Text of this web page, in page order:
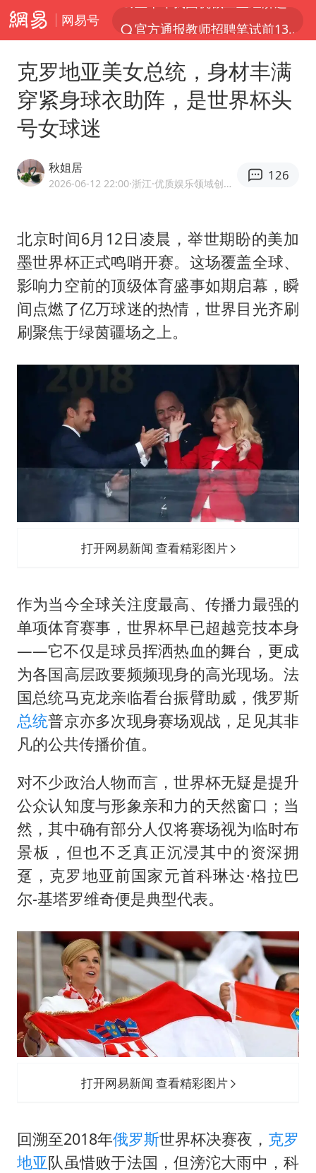
网易号
河南撤回“领导带薪错峰休假”通知
广东雷州通报特教老师招聘违规事件
泰国枪击案凶手先杀祖父母后行凶
中国军队坚决反制任何闹海图谋
方程豹钛9新车申报
台湾海峡南口北上船舶实施交通管制
“新疆阿勒泰八月能滑雪”不实
向鹏0-3不敌张本智和
东方之约 相约未来
克罗地亚美女总统，身材丰满
穿紧身球衣助阵，是世界杯头
号女球迷
秋姐居
2026-06-12 22:00·浙江 ·优质娱乐领域创作者
126
北京时间6月12日凌晨，举世期盼的美加
墨世界杯正式鸣哨开赛。这场覆盖全球、
影响力空前的顶级体育盛事如期启幕，瞬
间点燃了亿万球迷的热情，世界目光齐刷
刷聚焦于绿茵疆场之上。
打开网易新闻 查看精彩图片
作为当今全球关注度最高、传播力最强的
单项体育赛事，世界杯早已超越竞技本身
——它不仅是球员挥洒热血的舞台，更成
为各国高层政要频频现身的高光现场。法
国总统马克龙亲临看台振臂助威，俄罗斯
总统普京亦多次现身赛场观战，足见其非
凡的公共传播价值。
对不少政治人物而言，世界杯无疑是提升
公众认知度与形象亲和力的天然窗口；当
然，其中确有部分人仅将赛场视为临时布
景板，但也不乏真正沉浸其中的资深拥
趸，克罗地亚前国家元首科琳达·格拉巴
尔-基塔罗维奇便是典型代表。
打开网易新闻 查看精彩图片
回溯至2018年俄罗斯世界杯决赛夜， 克罗
地亚队虽惜败于法国，但滂沱大雨中，科